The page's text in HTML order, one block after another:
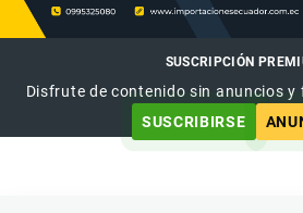
SUSCRIPCIÓN
Disfrute de contenido sin anuncios
SUSCRIBIRSE